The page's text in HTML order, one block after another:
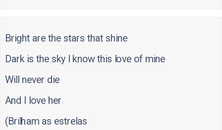
Bright are the stars that shine
Dark is the sky I know this love of mine
Will never die
And I love her
(Brilham as estrelas